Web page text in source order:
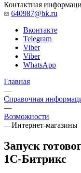
Контактная
640987@bk.ru
Вконтакте
Telegram
Viber
Viber
WhatsApp
Главная
—
Справочная
—
Возможности
—Интернет-магазины
Запуск
1С-Битрикс